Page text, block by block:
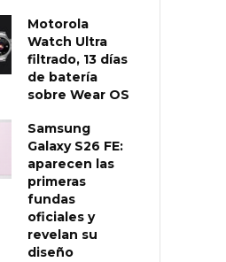
Motorola
Watch Ultra
filtrado, 13 días
de batería
sobre Wear OS
Samsung
Galaxy S26 FE:
aparecen las
primeras
fundas
oficiales y
revelan su
diseño